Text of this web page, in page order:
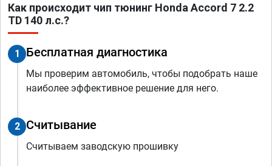
Как происходит чип тюнинг Honda Accord 7 2.2
TD 140 л.с.?
1 Бесплатная диагностика
Мы проверим автомобиль, чтобы подобрать наше
наиболее эффективное решение для него.
2 Считывание
Считываем заводскую прошивку